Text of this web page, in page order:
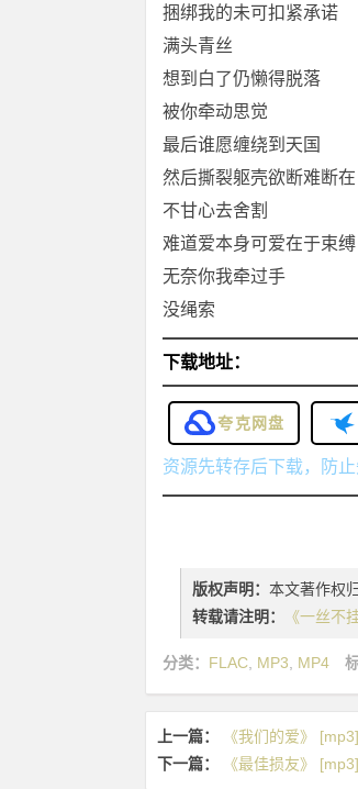
捆绑我的未可扣紧承诺
满头青丝
想到白了仍懒得脱落
被你牵动思觉
最后谁愿缠绕到天国
然后撕裂躯壳欲断难断在
不甘心去舍割
难道爱本身可爱在于束缚
无奈你我牵过手
没绳索
下载地址：
夸克网盘
资源先转存后下载，防
版权声明：本文著作权
转载请注明：
《一丝不
分类： FLAC MP3 MP4
上一篇：
《我们的爱》
下一篇：
《最佳损友》